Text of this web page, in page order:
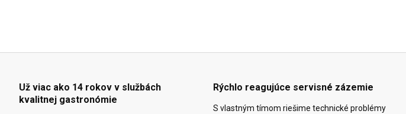
Už viac ako 14 rokov v službách
kvalitnej gastronómie
Rýchlo reagujúce servisné zázemie
S vlastným tímom riešime technické problémy